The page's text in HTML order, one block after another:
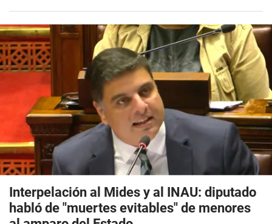
Interpelación al Mides y al INAU: diputado
habló de "muertes evitables" de menores